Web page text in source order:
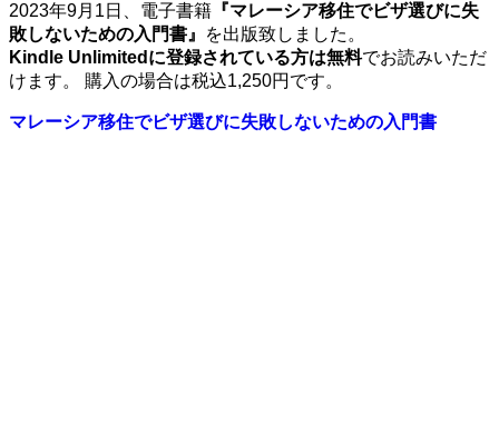
2023年9月1日、電子書籍 『マレーシア移住でビザ選びに失
敗しないための入門書』
を出版致しました。
Kindle Unlimitedに登録されている方は無料でお読みいただ
けます。 購入の場合は税込1,250円です。
マレーシア移住でビザ選びに失敗しないための入門書